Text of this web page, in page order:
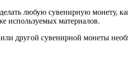
любую сувенирную монету,
используемых материалов.
другой сувенирной монеты